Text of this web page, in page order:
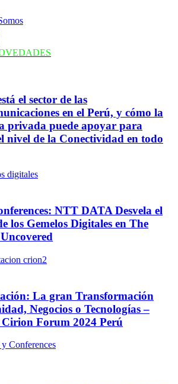
el sector de las
en el Perú, y cómo la
privada puede apoyar para
nivel de la Conectividad en todo
NTT DATA Desvela el
los Gemelos Digitales en The
La gran Transformación
Negocios o Tecnologías –
Forum 2024 Perú
Conferences